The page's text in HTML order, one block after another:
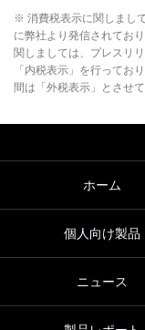
※ 消費税表示に関しまし
に弊社より発信されてお
関しましては、プレスリ
「内税表示」を行ってお
間は「外税表示」とさせ
ホーム
個人向け製品
ニュース